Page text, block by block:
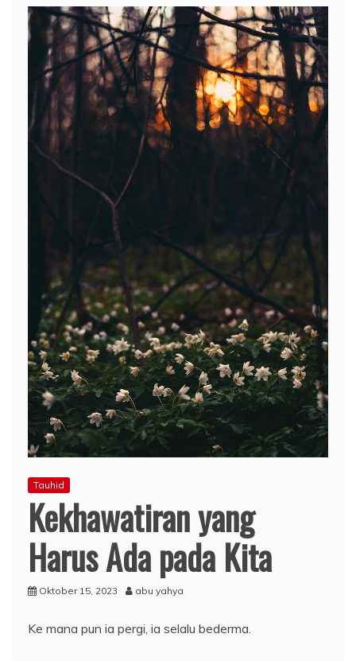
Tauhid
Kekhawatiran yang
Harus Ada pada Kita
Oktober 15, 2023 abu yahya
Ke mana pun ia pergi, ia selalu bederma.